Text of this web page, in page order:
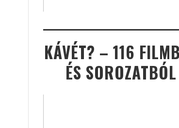
KÁVÉT? – 116
ÉS SOROZATBÓL